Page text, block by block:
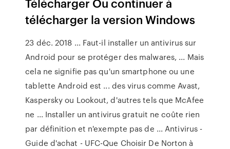
télécharger la version Windows
23 déc. 2018 ... Faut-il installer un antivirus sur
Android pour se protéger des malwares, ... Mais
cela ne signifie pas qu'un smartphone ou une
tablette Android est ... des virus comme Avast,
Kaspersky ou Lookout, d'autres tels que McAfee
ne ... Installer un antivirus gratuit ne coûte rien
par définition et n'exempte pas de ... Antivirus -
Guide d'achat - UFC-Que Choisir De Norton à